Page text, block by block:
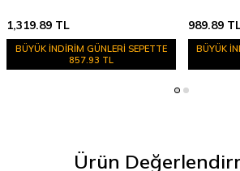
1,319.89 TL
BÜYÜK İNDİRİM GÜNLERİ SEPETTE
857.93 TL
989.89
BÜYÜK
Ürün